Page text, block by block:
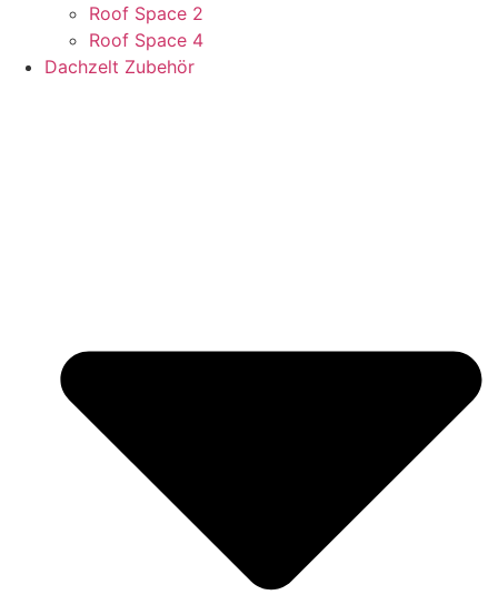
Roof Space 2
Roof Space 4
Dachzelt Zubehör